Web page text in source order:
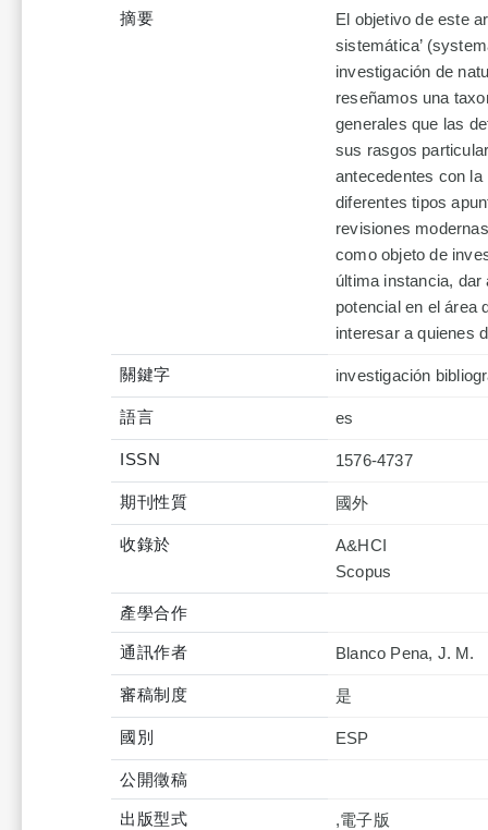
摘要
El objetivo de este
sistemática’
investigación de
reseñamos una
generales que las
sus rasgos
antecedentes con
diferentes tipos
revisiones
como objeto de
última instancia,
potencial en el área
interesar a quienes
關鍵字 investigación
語言 es
ISSN 1576-4737
期刊性質 國外
收錄於
A&HCI
產學合作
通訊作者 Blanco Pena, J. M.
審稿制度 是
國別 ESP
公開徵稿
出版型式 ,電子版